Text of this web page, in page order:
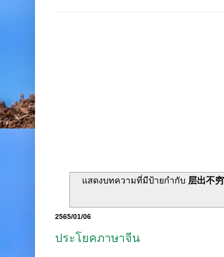
แสดงบทความที่มีป้ายกำกับ 层出不穷
2565/01/06
ประโยคภาษาจีน